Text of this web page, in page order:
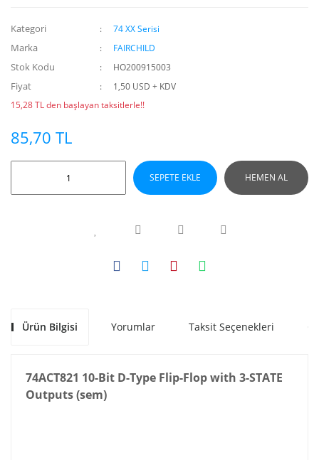
Kategori 74 XX Serisi
Marka FAIRCHILD
Stok Kodu HO200915003
Fiyat
1,50 USD + KDV
15,28 TL den başlayan taksitlerle!!
85,70 TL
SEPETE EKLE HEMEN AL
Ürün Bilgisi Yorumlar Taksit Seçenekleri
74ACT821 10-Bit D-Type Flip-Flop with 3-STATE
Outputs (sem)